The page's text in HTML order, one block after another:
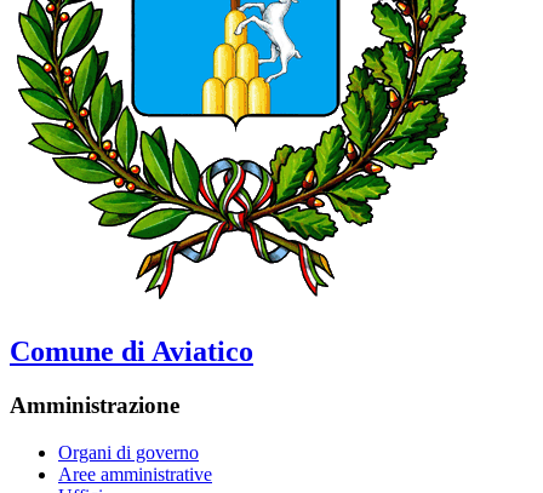
Comune di Aviatico
Amministrazione
Organi di governo
Aree amministrative